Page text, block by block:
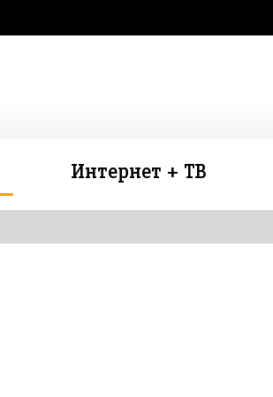
Интернет + ТВ